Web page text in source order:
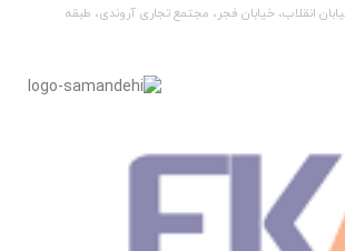
انقلاب، خیابان فجر، مجتمع تجاری آروندی، طبقه